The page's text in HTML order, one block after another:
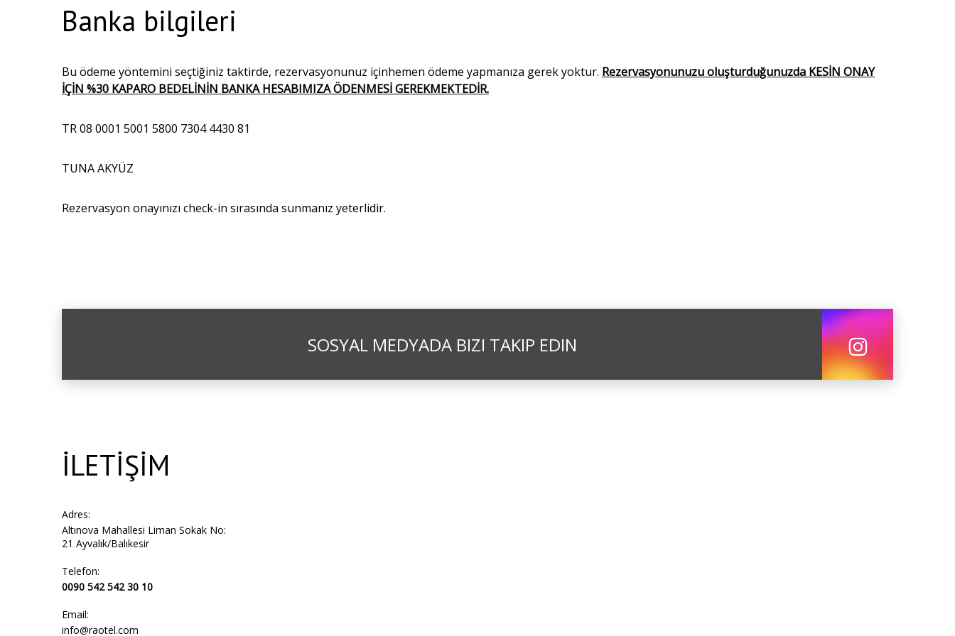
Banka bilgileri
Bu ödeme yöntemini seçtiğiniz taktirde, rezervasyonunuz içinhemen ödeme yapmanıza gerek yoktur. Rezervasyonunuzu oluşturduğunuzda KESİN ONAY
İÇİN %30 KAPARO BEDELİNİN BANKA HESABIMIZA ÖDENMESİ GEREKMEKTEDİR.
TR 08 0001 5001 5800 7304 4430 81
TUNA AKYÜZ
Rezervasyon onayınızı check-in sırasında sunmanız yeterlidir.
SOSYAL MEDYADA BIZI TAKIP EDIN
İLETİŞİM
Adres:
Altınova Mahallesi Liman Sokak No:
21 Ayvalık/Balıkesir
Telefon:
0090 542 542 30 10
Email:
info@raotel.com